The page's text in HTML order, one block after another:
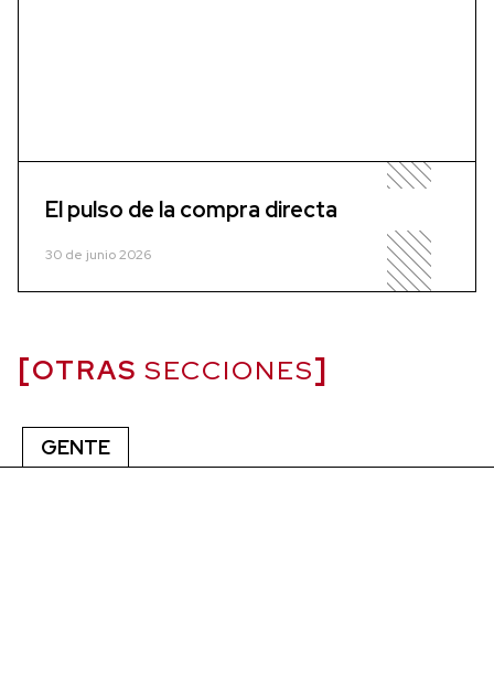
El pulso de la compra directa
30 de junio 2026
OTRAS SECCIONES
GENTE